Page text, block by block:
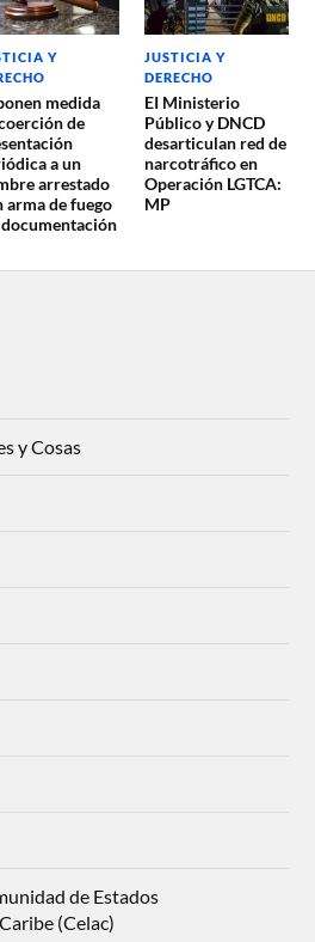
Y
medida
de
a un
arrestado
arma de fuego
JUSTICIA Y
DERECHO
EI Ministerio
Público y DNCD
desarticulan red de
narcotráfico en
Operación LGTCA:
MP
y Cosas
de Estados
(Celac)